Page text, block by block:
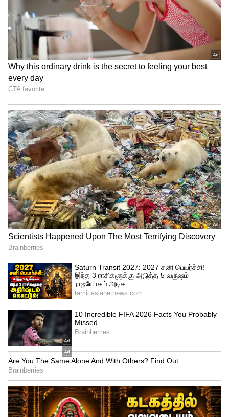
அதாவது தமிழ் மொழியில் பதில் பெற
EPFOHO UAN TAM என டைப் செய்யலாம்.
ஆங்கிலத்தில் வேண்டும் என்றால், EPFOHO
UAN ENG என்று டைப் செய்யலாம். டைப்
செய்த மெசேஜை 7738299899 என்ற
எண்ணுக்கு அனுப்ப வேண்டும். உடனே
கிடைக்கும் பதில் மெசேஜில் பிஎஃப் கணக்கு
பேலன்ஸ் குறித்த தகவல் இருக்கும்.
மிஸ்டு கால் மூலமாகவும் பிஎஃப் கணக்கில்
உள்ள இருப்புத்தொகையைத்
தெரிந்துகொள்ளலாம். பணியாளர்கள்
பதிவுசெய்யப்பட்ட மொபைல் எண்ணில்
இருந்து 9966044425 என்ற EPFO எண்ணுக்கு
மிஸ்டு கால் கொடுக்க வேண்டும். சற்று
நேரத்தில் பிஎஃப் பேலன்ஸ், ஆதார் எண்,
பான் எண், கடைசியாக டெபாசிட் செய்த
தொகை உள்ளிட்ட விவரங்கள் எஸ்.எம்.எஸ்.
மூலம் வந்துசேரும்.
சிறந்த வட்டி விகிதத்துடன் வரி விலக்கும்
கொடுக்கும் போஸ்ட் ஆபீஸ் சிறுசேமிப்புத்
திட்டங்கள்!
அணியை வீழ்த்தி ஐடிரீம்
திருப்பூர் தமிழன்ஸ் அபார
வெற்றி!